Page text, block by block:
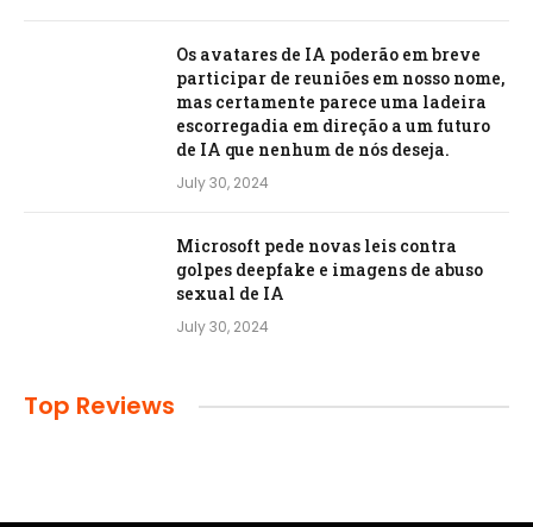
Os avatares de IA poderão em breve
participar de reuniões em nosso nome,
mas certamente parece uma ladeira
escorregadia em direção a um futuro
de IA que nenhum de nós deseja.
July 30, 2024
Microsoft pede novas leis contra
golpes deepfake e imagens de abuso
sexual de IA
July 30, 2024
Top Reviews